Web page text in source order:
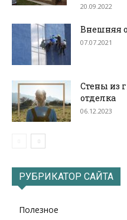
20.09.2022
Внешняя
07.07.2021
Стены из
отделка
06.12.2023
РУБРИКАТОР САЙТА
Полезное